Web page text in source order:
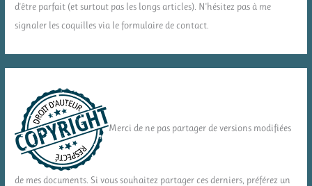
d'être parfait (et surtout pas les longs articles). N'hésitez pas à me
signaler les coquilles via le formulaire de contact.
Merci de ne pas partager de versions modifiées
de mes documents. Si vous souhaitez partager ces derniers, préférez un